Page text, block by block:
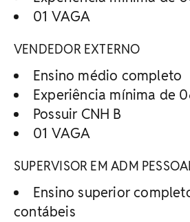
01 VAGA
VENDEDOR EXTERNO
Ensino médio completo
Experiência mínima de
Possuir CNH B
01 VAGA
SUPERVISOR EM ADM
Ensino superior
contábeis